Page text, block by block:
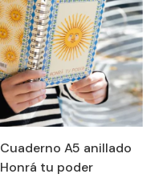
Cuaderno A5 anillado
Honrá tu poder